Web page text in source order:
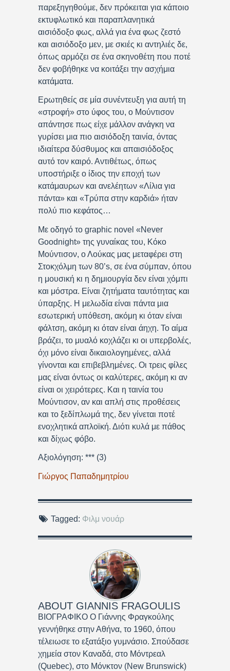
παρεξηγηθούμε, δεν πρόκειται για κάποιο
εκτυφλωτικό και παραπλανητικά
αισιόδοξο φως, αλλά για ένα φως ζεστό
και αισιόδοξο μεν, με σκιές κι αντηλιές δε,
όπως αρμόζει σε ένα σκηνοθέτη που ποτέ
δεν φοβήθηκε να κοιτάξει την ασχήμια
κατάματα.
Ερωτηθείς σε μία συνέντευξη για αυτή τη
«στροφή» στο ύφος του, ο Μούντισον
απάντησε πως είχε μάλλον ανάγκη να
γυρίσει μια πιο αισιόδοξη ταινία, όντας
ιδιαίτερα δύσθυμος και απαισιόδοξος
αυτό τον καιρό. Αντιθέτως, όπως
υποστήριξε ο ίδιος την εποχή των
κατάμαυρων και ανελέητων «Λίλια για
πάντα» και «Τρύπα στην καρδιά» ήταν
πολύ πιο κεφάτος…
Με οδηγό το graphic novel «Never
Goodnight» της γυναίκας του, Κόκο
Μούντισον, ο Λούκας μας μεταφέρει στη
Στοκχόλμη των 80’s, σε ένα σύμπαν, όπου
η μουσική κι η δημιουργία δεν είναι χόμπι
και μόστρα. Είναι ζητήματα ταυτότητας και
ύπαρξης. Η μελωδία είναι πάντα μια
εσωτερική υπόθεση, ακόμη κι όταν είναι
φάλτση, ακόμη κι όταν είναι άηχη. Το αίμα
βράζει, το μυαλό κοχλάζει κι οι υπερβολές,
όχι μόνο είναι δικαιολογημένες, αλλά
γίνονται και επιβεβλημένες. Οι τρεις φίλες
μας είναι όντως οι καλύτερες, ακόμη κι αν
είναι οι χειρότερες. Και η ταινία του
Μούντισον, αν και απλή στις προθέσεις
και το ξεδίπλωμά της, δεν γίνεται ποτέ
ενοχλητικά απλοϊκή. Διότι κυλά με πάθος
και δίχως φόβο.
Αξιολόγηση: *** (3)
Γιώργος Παπαδημητρίου
Tagged: Φιλμ νουάρ
ABOUT GIANNIS FRAGOULIS
ΒΙΟΓΡΑΦΙΚΟ Ο Γιάννης Φραγκούλης
γεννήθηκε στην Αθήνα, το 1960, όπου
τέλειωσε το εξατάξιο γυμνάσιο. Σπούδασε
χημεία στον Καναδά, στο Μόντρεαλ
(Quebec), στο Μόνκτον (New Brunswick)